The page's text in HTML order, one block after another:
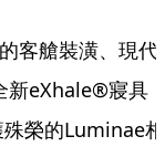
客艙裝潢、現代
新eXhale®寢具
榮的Luminae相